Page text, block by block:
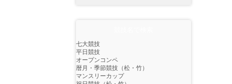
七大競技
平日競技
オープンコンペ
暦月・季節競技（松・竹）
マンスリーカップ